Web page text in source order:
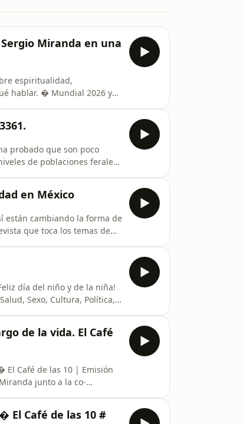
Miranda en una
espiritualidad,
hablar. � Mundial 2026 y
probado que son poco
de poblaciones ferales
en México
están cambiando la forma de
que toca los temas de
día del niño y de la niña!
Sexo, Cultura, Política,
de la vida. El Café
El Café de las 10 | Emisión
junto a la co-
El Café de las 10 #